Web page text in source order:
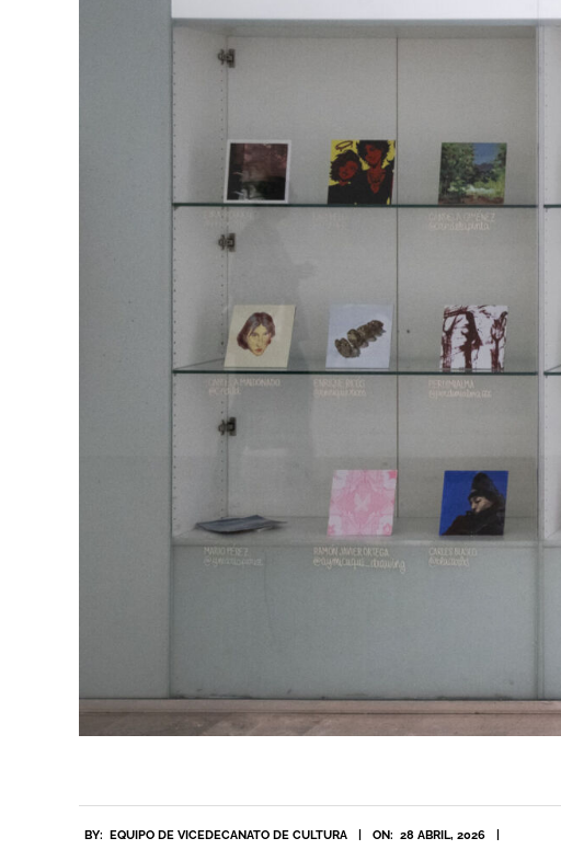
04-
BY: EQUIPO DE VICEDECANATO DE CULTURA ON: 28 ABRIL, 2026